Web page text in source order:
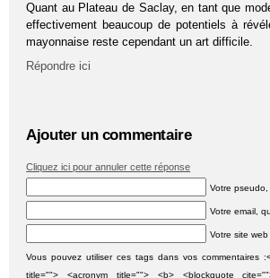
Quant au Plateau de Saclay, en tant que
effectivement beaucoup de potentiels à
mayonnaise reste cependant un art difficile.
Répondre ici
Ajouter un commentaire
Cliquez ici pour annuler cette réponse
Votre
Votre email,
Votre site
Vous pouvez utiliser ces tags dans vos commentaires
title=""> <acronym title=""> <b> <blockquote